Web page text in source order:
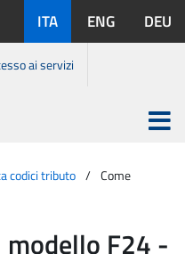
disponibili:
ITA ENG DEU
ai servizi
Apri
menu
codici tributo
Come
modello F24 -